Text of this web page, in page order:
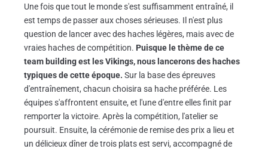
Une fois que tout le monde s'est suffisamment entraîné, il
est temps de passer aux choses sérieuses. Il n'est plus
question de lancer avec des haches légères, mais avec de
vraies haches de compétition. Puisque le thème de ce
team building est les Vikings, nous lancerons des haches
typiques de cette époque. Sur la base des épreuves
d'entraînement, chacun choisira sa hache préférée. Les
équipes s'affrontent ensuite, et l'une d'entre elles finit par
remporter la victoire. Après la compétition, l'atelier se
poursuit. Ensuite, la cérémonie de remise des prix a lieu et
un délicieux dîner de trois plats est servi, accompagné de